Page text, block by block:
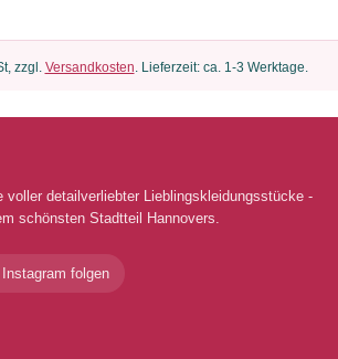
zzgl. Versandkosten. Lieferzeit: ca. 1-3 Werktage.
voller detailverliebter Lieblingskleidungsstücke -
schönsten Stadtteil Hannovers.
folgen